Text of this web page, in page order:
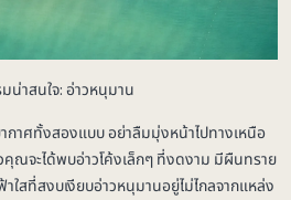
น่าสนใจ: อ่าวหนุมาน
าศทั้งสองแบบ อย่าลืมมุ่งหน้าไปทางเหนือ
ณจะได้พบอ่าวโค้งเล็กๆ ที่งดงาม มีผืนทราย
ใสที่สงบเงียบอ่าวหนุมานอยู่ไม่ไกลจากแหล่ง